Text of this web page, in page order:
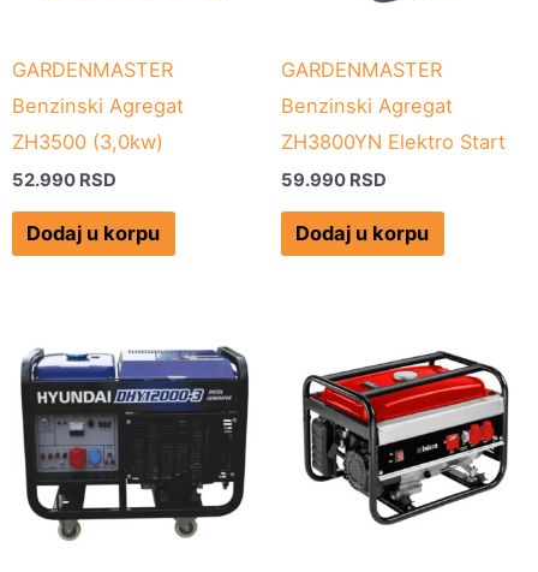
GARDENMASTER
Benzinski Agregat
ZH3500 (3,0kw)
52.990 RSD
Dodaj u korpu
GARDENMASTER
Benzinski Agregat
ZH3800YN Elektro Start
59.990 RSD
Dodaj u korpu